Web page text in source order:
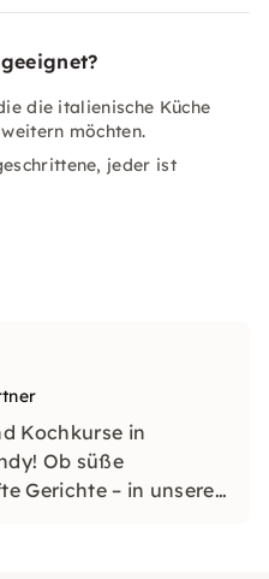
die italienische Küche
möchten.
jeder ist
Kochkurse in
Ob süße
Gerichte – in unseren